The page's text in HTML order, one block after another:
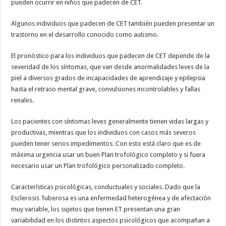
pueden ocurrir en niños que padecen de CET.
Algunos individuos que padecen de CET también pueden presentar un
trastorno en el desarrollo conocido como autismo.
El pronóstico para los individuos que padecen de CET depende de la
severidad de los síntomas, que van desde anormalidades leves de la
piel a diversos grados de incapacidades de aprendizaje y epilepsia
hasta el retraso mental grave, convulsiones incontrolables y fallas
renales.
Los pacientes con síntomas leves generalmente tienen vidas largas y
productivas, mientras que los individuos con casos más severos
pueden tener serios impedimentos. Con esto está claro que es de
máxima urgencia usar un buen Plan trofológico completo y si fuera
necesario usar un Plan trofológico personalizado completo.
Características psicológicas, conductuales y sociales. Dado que la
Esclerosis Tuberosa es una enfermedad heterogénea y de afectación
muy variable, los sujetos que tienen ET presentan una gran
variabilidad en los distintos aspectos psicológicos que acompañan a